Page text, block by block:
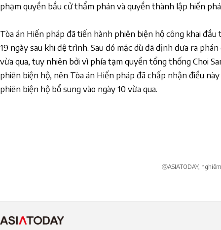
phạm quyền bầu cử thẩm phán và quyền thành lập hiến
Tòa án Hiến pháp đã tiến hành phiên biện hộ công khai đầu
19 ngày sau khi đệ trình. Sau đó mặc dù đã định đưa ra
vừa qua, tuy nhiên bởi vì phía tạm quyền tổng thống Choi
phiên biện hộ, nên Tòa án Hiến pháp đã chấp nhận điều
phiên biện hộ bổ sung vào ngày 10 vừa qua.
ⓒASIATODAY,